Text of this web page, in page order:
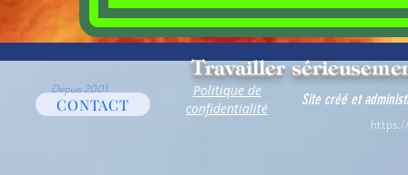
CONTACT
Travailler
Politique de
confidentialité
Site créé et
Depuis 2001